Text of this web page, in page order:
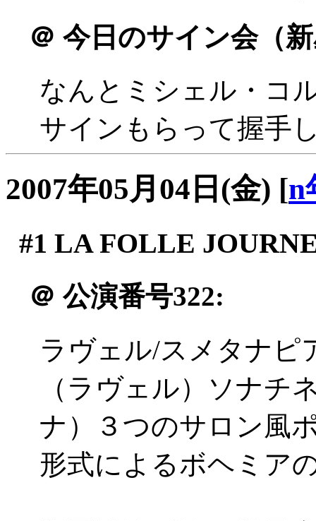
＠ 今日のサイン会（
なんとミシェル・コ
サインもらって握手
2007年05月04日(金) [n
#1 LA FOLLE
＠ 公演番号322:
ラヴェル/スメタナピ
（ラヴェル）ソナチ
ナ）３つのサロン風
形式によるボヘミア